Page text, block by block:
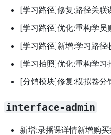
[学习路径]修复:路径关联
[学习路径]优化:重构学员
[学习路径]新增:学习路径
[学习拍照]优化:重构学
[分销模块]修复:模拟卷分
interface-admin
新增:录播课详情新增购买